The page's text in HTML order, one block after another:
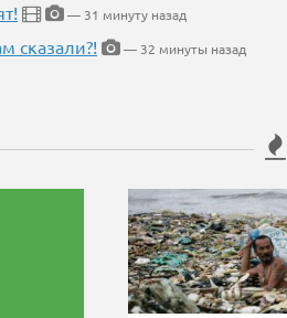
— 31 минуту назад
сказали?! — 32 минуты назад